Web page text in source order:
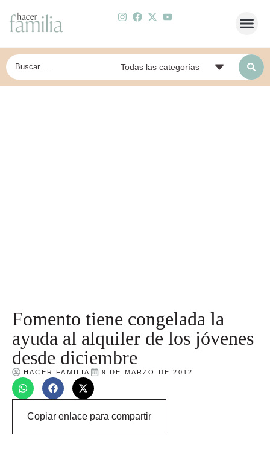
Fomento tiene congelada la
ayuda al alquiler de los jóvenes
desde diciembre
HACER FAMILIA 9 DE MARZO DE 2012
Copiar enlace para compartir